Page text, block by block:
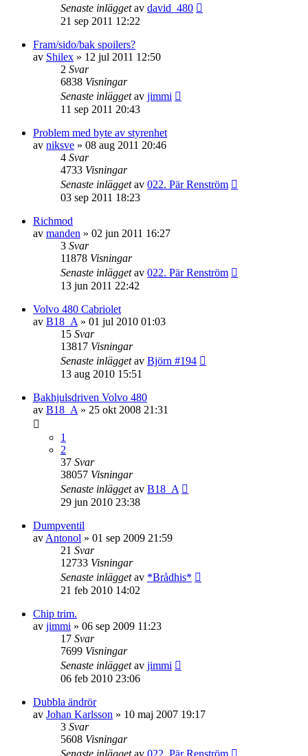
Senaste inläggetav david_480
21 sep 2011 12:22
Fram/sido/bak spoilers?
av Shilex » 12 jul 2011 12:50
2 Svar
6838 Visningar
Senaste inläggetav jimmi
11 sep 2011 20:43
Problem med byte av styrenhet
av niksve » 08 aug 2011 20:46
4 Svar
4733 Visningar
Senaste inläggetav 022. Pär Renström
03 sep 2011 18:23
Richmod
av manden » 02 jun 2011 16:27
3 Svar
11878 Visningar
Senaste inläggetav 022. Pär Renström
13 jun 2011 22:42
Volvo 480 Cabriolet
av B18_A » 01 jul 2010 01:03
15 Svar
13817 Visningar
Senaste inläggetav Björn #194
13 aug 2010 15:51
Bakhjulsdriven Volvo 480
av B18_A » 25 okt 2008 21:31
1
2
37 Svar
38057 Visningar
Senaste inläggetav B18_A
29 jun 2010 23:38
Dumpventil
av Antonol » 01 sep 2009 21:59
21 Svar
12733 Visningar
Senaste inläggetav *Brådhis*
21 feb 2010 14:02
Chip trim.
av jimmi » 06 sep 2009 11:23
17 Svar
7699 Visningar
Senaste inläggetav jimmi
06 feb 2010 23:06
Dubbla ändrör
av Johan Karlsson » 10 maj 2007 19:17
3 Svar
5608 Visningar
Senaste inläggetav 022. Pär Renström